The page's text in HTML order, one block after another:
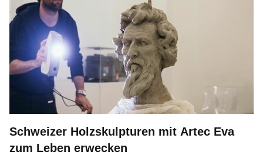
Schweizer Holzskulpturen mit Artec Eva
zum Leben erwecken